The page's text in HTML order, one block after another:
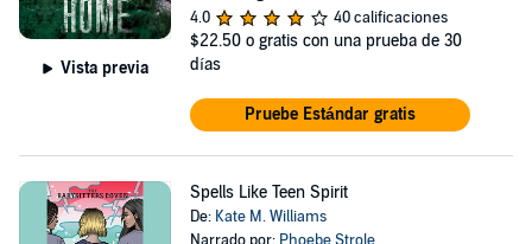
Vista previa
4.0
40 calificaciones
$22.50 o gratis con una prueba de 30
días
Pruebe Estándar gratis
Spells Like Teen Spirit
De: Kate M. Williams